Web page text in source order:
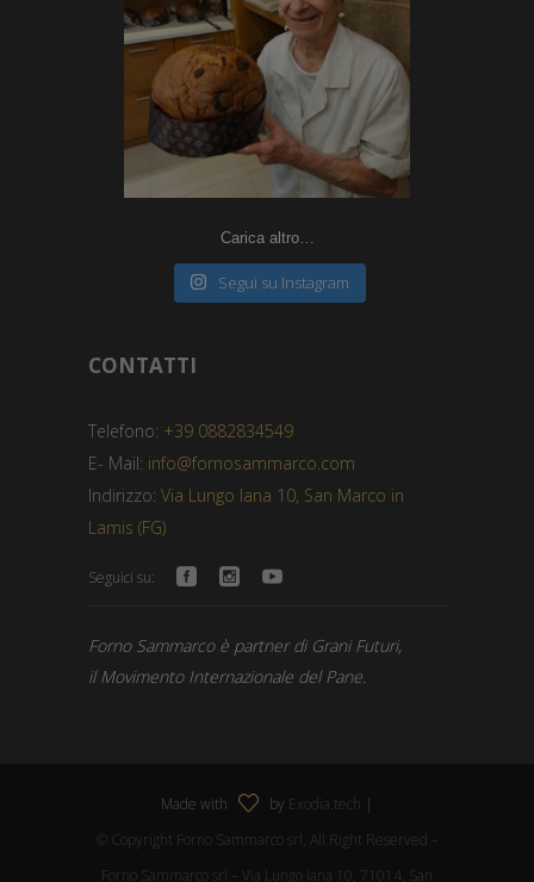
Carica altro…
Segui su Instagram
CONTATTI
Telefono: +39 0882834549
E- Mail: info@fornosammarco.com
Indirizzo: Via Lungo Iana 10, San Marco in
Lamis (FG)
Seguici su:
Forno Sammarco è partner di Grani Futuri,
il Movimento Internazionale del Pane.
Made with by Exodia.tech |
© Copyright Forno Sammarco srl, All Right Reserved –
Forno Sammarco srl – Via Lungo Iana 10, 71014, San